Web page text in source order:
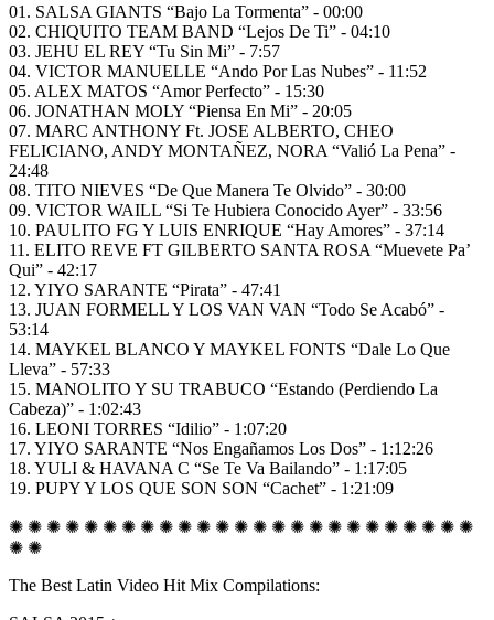
01. SALSA GIANTS “Bajo La Tormenta” - 00:00
02. CHIQUITO TEAM BAND “Lejos De Ti” - 04:10
03. JEHU EL REY “Tu Sin Mi” - 7:57
04. VICTOR MANUELLE “Ando Por Las Nubes” - 11:52
05. ALEX MATOS “Amor Perfecto” - 15:30
06. JONATHAN MOLY “Piensa En Mi” - 20:05
07. MARC ANTHONY Ft. JOSE ALBERTO, CHEO
FELICIANO, ANDY MONTAÑEZ, NORA “Valió La Pena” -
24:48
08. TITO NIEVES “De Que Manera Te Olvido” - 30:00
09. VICTOR WAILL “Si Te Hubiera Conocido Ayer” - 33:56
10. PAULITO FG Y LUIS ENRIQUE “Hay Amores” - 37:14
11. ELITO REVE FT GILBERTO SANTA ROSA “Muevete Pa’
Qui” - 42:17
12. YIYO SARANTE “Pirata” - 47:41
13. JUAN FORMELL Y LOS VAN VAN “Todo Se Acabó” -
53:14
14. MAYKEL BLANCO Y MAYKEL FONTS “Dale Lo Que
Lleva” - 57:33
15. MANOLITO Y SU TRABUCO “Estando (Perdiendo La
Cabeza)” - 1:02:43
16. LEONI TORRES “Idilio” - 1:07:20
17. YIYO SARANTE “Nos Engañamos Los Dos” - 1:12:26
18. YULI & HAVANA C “Se Te Va Bailando” - 1:17:05
19. PUPY Y LOS QUE SON SON “Cachet” - 1:21:09
✺ ✺ ✺ ✺ ✺ ✺ ✺ ✺ ✺ ✺ ✺ ✺ ✺ ✺ ✺ ✺ ✺ ✺ ✺ ✺ ✺ ✺ ✺ ✺ ✺
✺ ✺
The Best Latin Video Hit Mix Compilations: